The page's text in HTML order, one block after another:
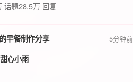
话题28.5万 回复
早餐制作分享 5分钟前
甜心小雨